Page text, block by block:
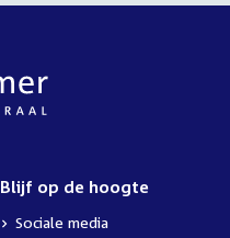
Blijf op de hoogte
Sociale media